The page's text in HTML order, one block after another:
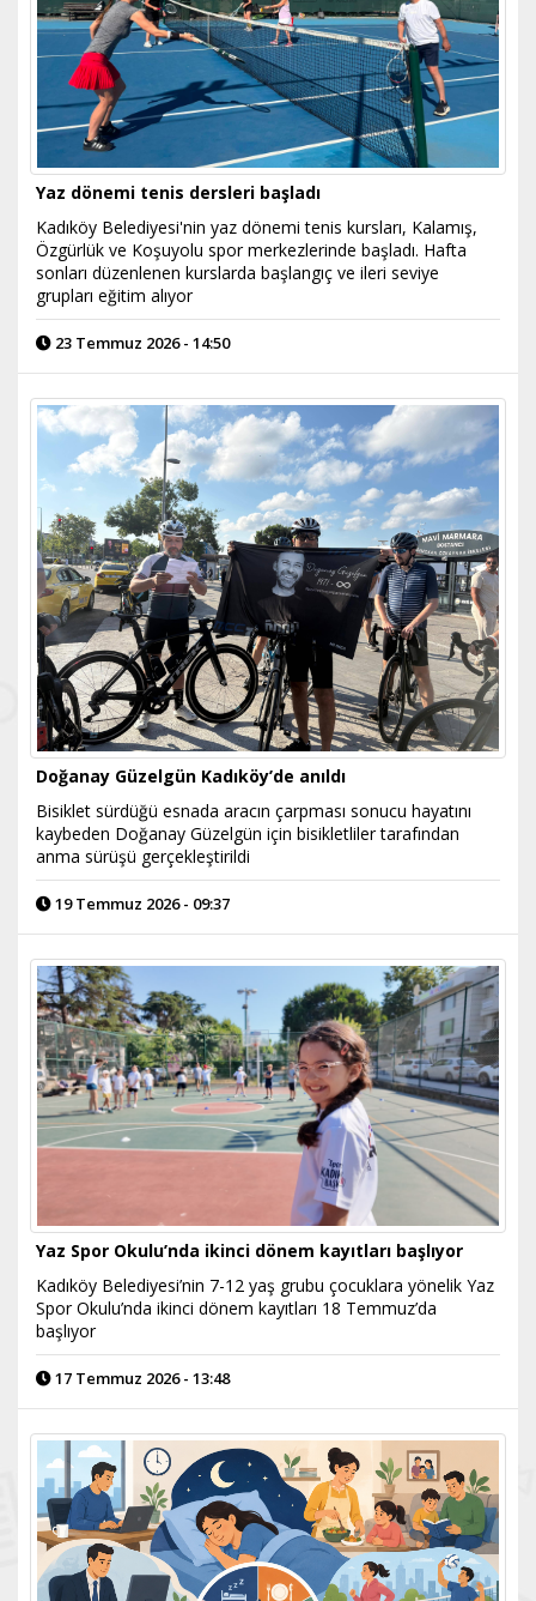
Yaz dönemi tenis dersleri başladı
Kadıköy Belediyesi'nin yaz dönemi tenis kursları, Kalamış,
Özgürlük ve Koşuyolu spor merkezlerinde başladı. Hafta
sonları düzenlenen kurslarda başlangıç ve ileri seviye
grupları eğitim alıyor
23 Temmuz 2026 - 14:50
Doğanay Güzelgün Kadıköy’de anıldı
Bisiklet sürdüğü esnada aracın çarpması sonucu hayatını
kaybeden Doğanay Güzelgün için bisikletliler tarafından
anma sürüşü gerçekleştirildi
19 Temmuz 2026 - 09:37
Yaz Spor Okulu’nda ikinci dönem kayıtları başlıyor
Kadıköy Belediyesi’nin 7-12 yaş grubu çocuklara yönelik Yaz
Spor Okulu’nda ikinci dönem kayıtları 18 Temmuz’da
başlıyor
17 Temmuz 2026 - 13:48